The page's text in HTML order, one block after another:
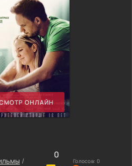
ОНЛАЙН
/
0
Голосов: 0